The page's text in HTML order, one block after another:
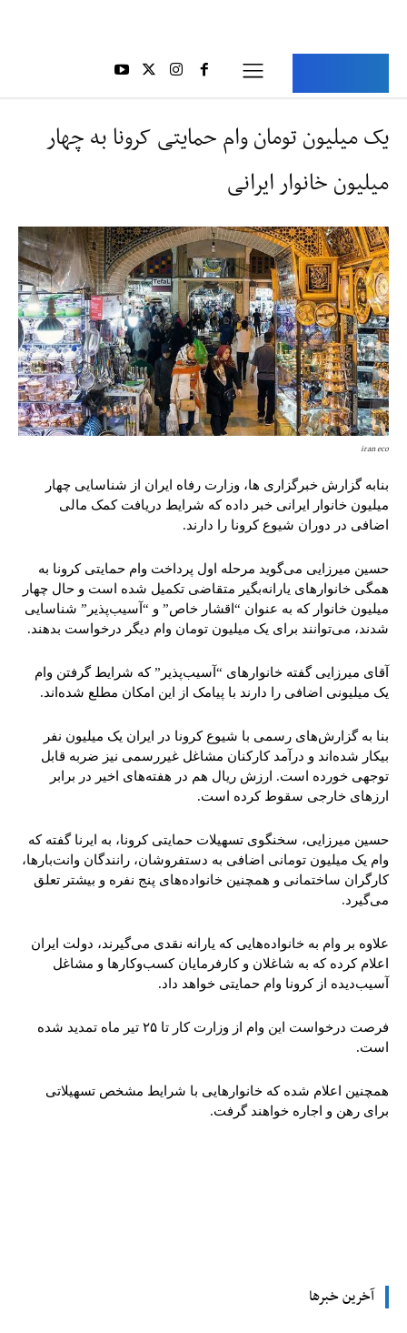
یک میلیون تومان وام حمایتی کرونا به چهار
میلیون خانوار ایرانی
iran eco
بنابه گزارش خبرگزاری ها، وزارت رفاه ایران از شناسایی چهار
میلیون خانوار ایرانی خبر داده که شرایط دریافت کمک مالی
اضافی در دوران شیوع کرونا را دارند.
حسین میرزایی می‌گوید مرحله اول پرداخت وام حمایتی کرونا به
همگی خانوارهای یارانه‌بگیر متقاضی تکمیل شده است و حال چهار
میلیون خانوار که به عنوان “اقشار خاص” و “آسیب‌پذیر” شناسایی
شدند، می‌توانند برای یک میلیون تومان وام دیگر درخواست بدهند.
آقای میرزایی گفته خانوارهای “آسیب‌پذیر” که شرایط گرفتن وام
یک میلیونی اضافی را دارند با پیامک از این امکان مطلع شده‌اند.
بنا به گزارش‌های رسمی با شیوع کرونا در ایران یک میلیون نفر
بیکار شده‌اند و درآمد کارکنان مشاغل غیررسمی نیز ضربه قابل
توجهی خورده است. ارزش ریال هم در هفته‌های اخیر در برابر
ارزهای خارجی سقوط کرده است.
حسین میرزایی، سخنگوی تسهیلات حمایتی کرونا، به ایرنا گفته که
وام یک میلیون تومانی اضافی به دستفروشان، رانندگان وانت‌بارها،
کارگران ساختمانی و همچنین خانواده‌های پنج نفره و بیشتر تعلق
می‌گیرد.
علاوه بر وام به خانواده‌هایی که یارانه نقدی می‌گیرند، دولت ایران
اعلام کرده که به شاغلان و کارفرمایان کسب‌وکارها و مشاغل
آسیب‌دیده از کرونا وام حمایتی خواهد داد.
فرصت درخواست این وام از وزارت کار تا ۲۵ تیر ماه تمدید شده
است.
همچنین اعلام شده که خانوارهایی با شرایط مشخص تسهیلاتی
برای رهن و اجاره خواهند گرفت.
آخرین خبرها